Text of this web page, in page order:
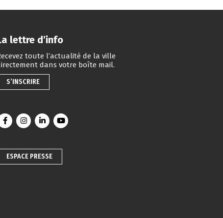
lettre d’info
toute l’actualité de la ville
dans votre boîte mail.
S’INSCRIRE
Lien vers le compte Facebook
Lien vers le compte Instagram
Lien vers le compte Linkedin
Lien vers la chaîne Youtube
ESPACE PRESSE